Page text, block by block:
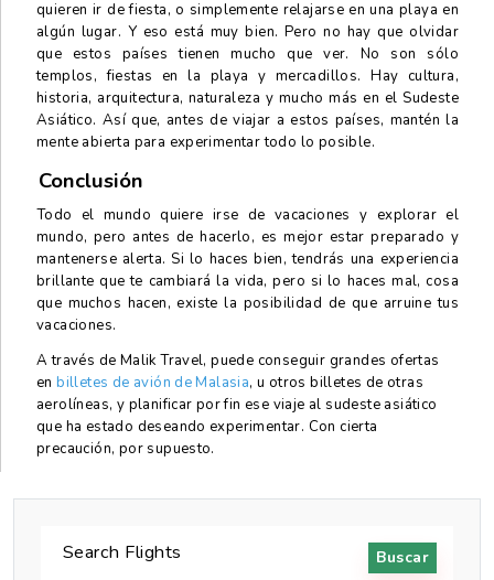
quieren ir de fiesta, o simplemente relajarse en una playa en
algún lugar. Y eso está muy bien. Pero no hay que olvidar
que estos países tienen mucho que ver. No son sólo
templos, fiestas en la playa y mercadillos. Hay cultura,
historia, arquitectura, naturaleza y mucho más en el Sudeste
Asiático. Así que, antes de viajar a estos países, mantén la
mente abierta para experimentar todo lo posible.
Conclusión
Todo el mundo quiere irse de vacaciones y explorar el
mundo, pero antes de hacerlo, es mejor estar preparado y
mantenerse alerta. Si lo haces bien, tendrás una experiencia
brillante que te cambiará la vida, pero si lo haces mal, cosa
que muchos hacen, existe la posibilidad de que arruine tus
vacaciones.
A través de Malik Travel, puede conseguir grandes ofertas
enbilletes de avión de Malasia, u otros billetes de otras
aerolíneas, y planificar por fin ese viaje al sudeste asiático
que ha estado deseando experimentar. Con cierta
precaución, por supuesto.
Search Flights Buscar